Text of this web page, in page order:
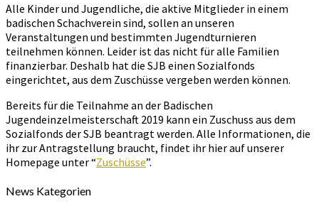
Alle Kinder und Jugendliche, die aktive Mitglieder in einem
badischen Schachverein sind, sollen an unseren
Veranstaltungen und bestimmten Jugendturnieren
teilnehmen können. Leider ist das nicht für alle Familien
finanzierbar. Deshalb hat die SJB einen Sozialfonds
eingerichtet, aus dem Zuschüsse vergeben werden können.
Bereits für die Teilnahme an der Badischen
Jugendeinzelmeisterschaft 2019 kann ein Zuschuss aus dem
Sozialfonds der SJB beantragt werden. Alle Informationen, die
ihr zur Antragstellung braucht, findet ihr hier auf unserer
Homepage unter “Zuschüsse”.
News Kategorien